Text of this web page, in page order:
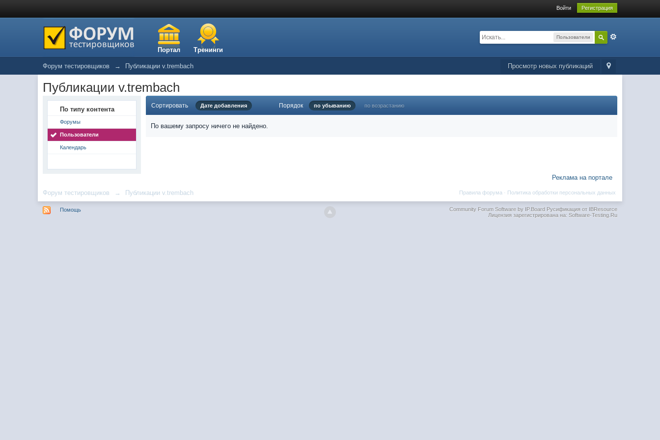
Войти Регистрация
Портал Тренинги
Пользователи
Просмотр новых публикаций
Форум тестировщиков → Публикации v.trembach
Публикации v.trembach
По типу контента
Форумы
Пользователи
Календарь
Сортировать Дате добавления Порядок по убыванию по возрастанию
По вашему запросу ничего не найдено.
Реклама на портале
Форум тестировщиков → Публикации v.trembach Политика обработки персональных данных
Правила форума ·
Помощь Community Forum Software by IP.BoardРусификация от IBResource
Лицензия зарегистрирована на: Software-Testing.Ru